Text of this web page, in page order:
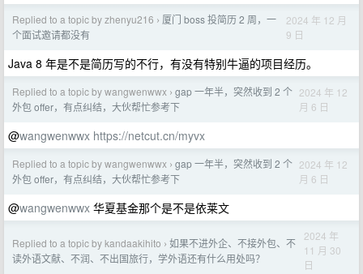
Replied to a topic by zhenyu216 › 厦门 boss 投简历 2 周，一
个面试邀请都没有
2024 年 12 月
9 日
Java 8 年是不是简历写的不行，有没有特别牛逼的项目经历。
Replied to a topic by wangwenwwx › gap 一年半，突然收到 2 个
外包 offer，有点纠结，大伙帮忙参考下
2024 年 12
月 6 日
@wangwenwwx https://netcut.cn/myvx
Replied to a topic by wangwenwwx › gap 一年半，突然收到 2 个
外包 offer，有点纠结，大伙帮忙参考下
2024 年 12
月 6 日
@wangwenwwx 华夏基金那个是不是依莱文
Replied to a topic by kandaakihito › 如果不进外企、不接外包、不
读外语文献、不润、不出国旅行，学外语还有什么用处吗？
2024 年
11 月 30
日